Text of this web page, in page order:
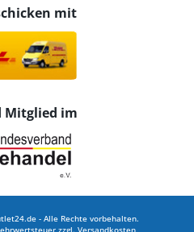
mit
Mitglied im
- Alle Rechte vorbehalten.